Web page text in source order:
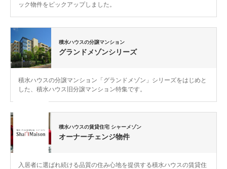
ック物件をピックアップしました。
積水ハウスの分譲マンション
グランドメゾンシリーズ
積水ハウスの分譲マンション「グランドメゾン」シリーズをはじめと
した、積水ハウス旧分譲マンション特集です。
積水ハウスの賃貸住宅 シャーメゾン
オーナーチェンジ物件
入居者に選ばれ続ける品質の住み心地を提供する積水ハウスの賃貸住